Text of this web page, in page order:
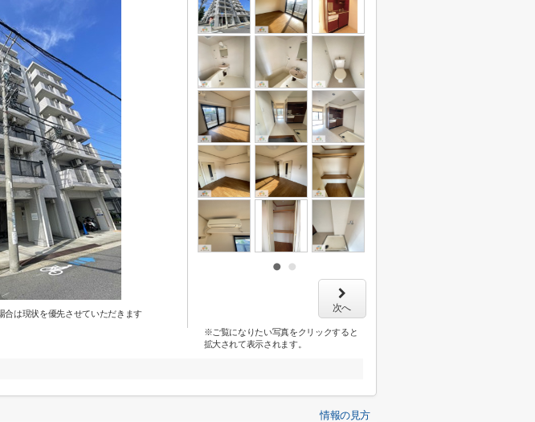
は現状を優先させていただきます 次へ
※ご覧になりたい写真をクリックすると
拡大されて表示されます。
情報の見方